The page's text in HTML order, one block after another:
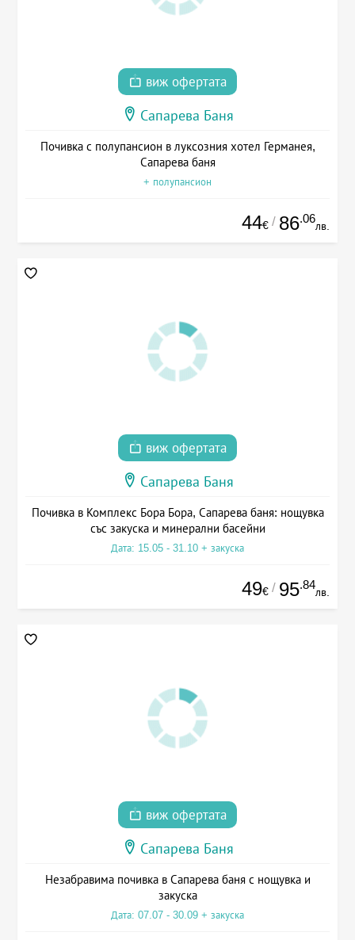
виж офертата
Сапарева Баня
Почивка с полупансион в луксозния хотел Германея,
Сапарева баня
+ полупансион
44€ / 86.06
лв.
виж офертата
Сапарева Баня
Почивка в Комплекс Бора Бора, Сапарева баня: нощувка
със закуска и минерални басейни
Дата: 15.05 - 31.10 + закуска
49€ / 95.84
лв.
виж офертата
Сапарева Баня
Незабравима почивка в Сапарева баня с нощувка и
закуска
Дата: 07.07 - 30.09 + закуска